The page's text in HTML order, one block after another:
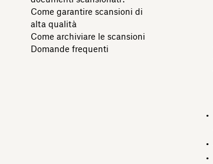
Come garantire scansioni di
alta qualità
Come archiviare le scansioni
Domande frequenti